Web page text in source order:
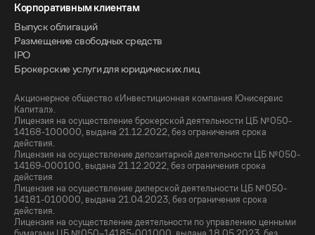
Корпоративным клиентам
Выпуск облигаций
Размещение свободных средств
IPO
Брокерские услуги для юридических лиц
Акционерное общество «Инвестиционная компания Юнисервис
Капитал».
Лицензия на осуществление брокерской деятельности ЦБ №050-
14168-100000, выдана 21.12.2022, без ограничения срока
действия.
Лицензия на осуществление депозитарной деятельности ЦБ №050-
14169-000100, выдана 21.12.2022, без ограничения срока
действия
Лицензия на осуществление дилерской деятельности ЦБ №050-
14181-010000, выдана 21.04.2023, без ограничения срока
действия.
Лицензия на осуществление деятельности по управлению ценными